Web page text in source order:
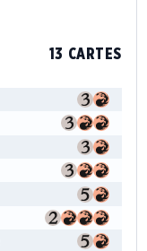
13 CARTES